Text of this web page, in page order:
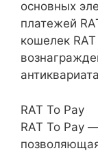
основных
платежей
кошелек
RAT To Pay
RAT To Pay